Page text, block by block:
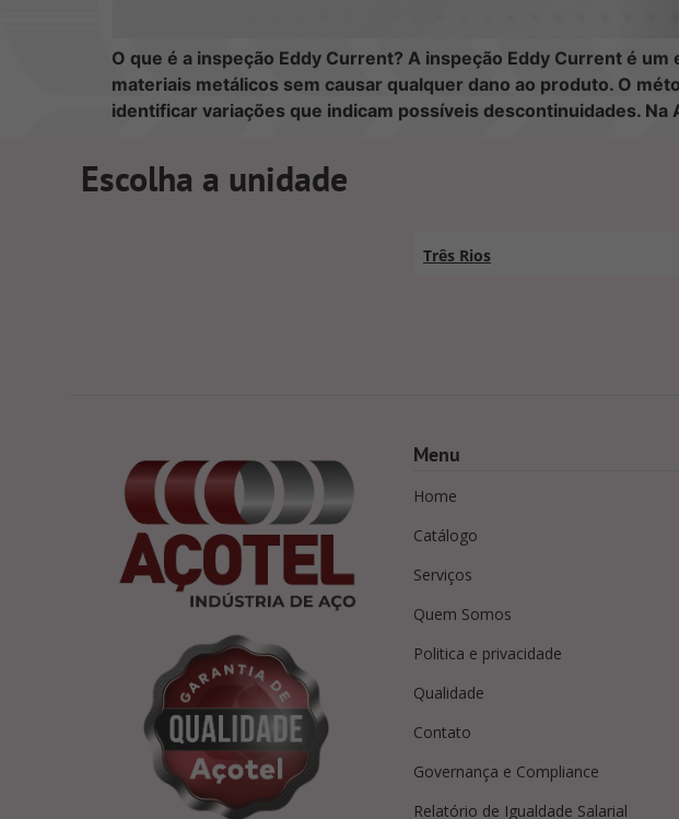
O que é a inspeção Eddy Current? A inspeção Eddy Current é
materiais metálicos sem causar qualquer dano ao produto. O
identificar variações que indicam possíveis descontinuidades.
Escolha a unidade
Três Rios
Menu
Home
Catálogo
Serviços
Quem Somos
Politica e privacidade
Qualidade
Contato
Governança e Compliance
Relatório de Igualdade Salarial